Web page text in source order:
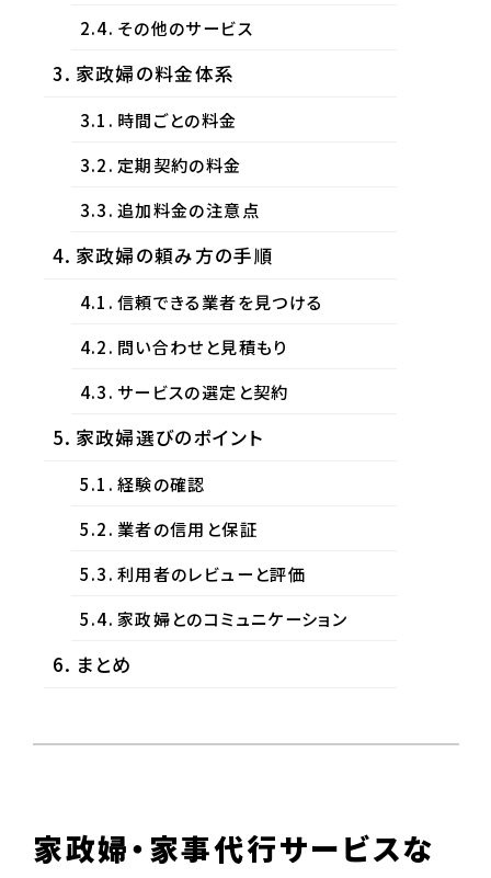
その他のサービス
家政婦の料金体系
時間ごとの料金
定期契約の料金
追加料金の注意点
家政婦の頼み方の手順
信頼できる業者を見つける
問い合わせと見積もり
サービスの選定と契約
家政婦選びのポイント
経験の確認
業者の信用と保証
利用者のレビューと評価
家政婦とのコミュニケーション
まとめ
家政婦・家事代行サービスな